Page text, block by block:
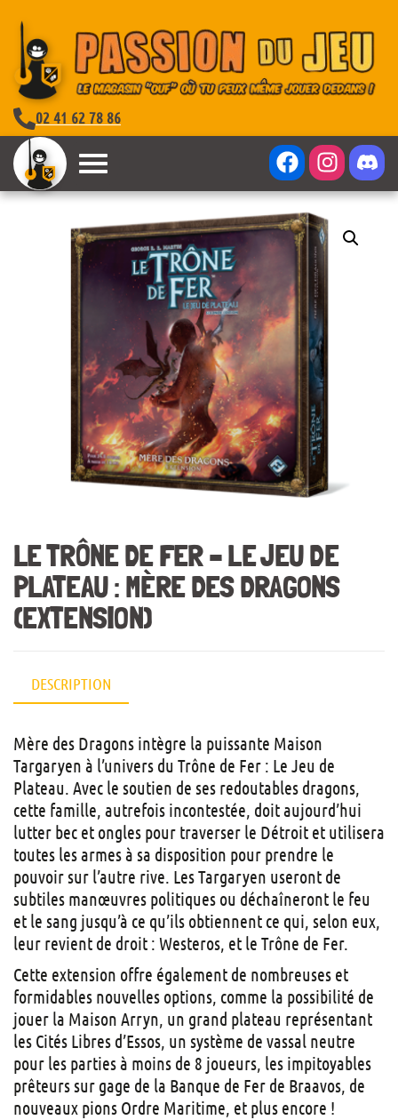
02 41 62 78 86
LE TRÔNE DE FER – LE JEU DE
PLATEAU : MÈRE DES DRAGONS
(EXTENSION)
DESCRIPTION
Mère des Dragons intègre la puissante Maison
Targaryen à l’univers du Trône de Fer : Le Jeu de
Plateau. Avec le soutien de ses redoutables dragons,
cette famille, autrefois incontestée, doit aujourd’hui
lutter bec et ongles pour traverser le Détroit et utilisera
toutes les armes à sa disposition pour prendre le
pouvoir sur l’autre rive. Les Targaryen useront de
subtiles manœuvres politiques ou déchaîneront le feu
et le sang jusqu’à ce qu’ils obtiennent ce qui, selon eux,
leur revient de droit : Westeros, et le Trône de Fer.
Cette extension offre également de nombreuses et
formidables nouvelles options, comme la possibilité de
jouer la Maison Arryn, un grand plateau représentant
les Cités Libres d’Essos, un système de vassal neutre
pour les parties à moins de 8 joueurs, les impitoyables
prêteurs sur gage de la Banque de Fer de Braavos, de
nouveaux pions Ordre Maritime, et plus encore !